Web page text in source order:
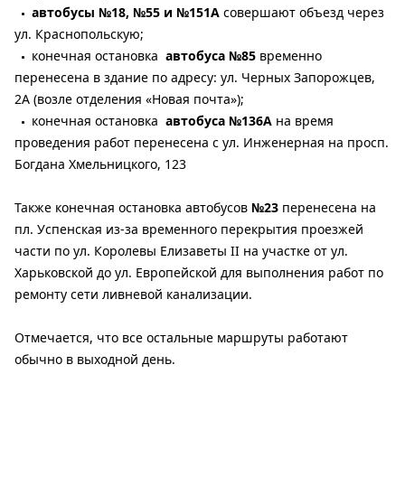
автобусы №18, №55 и №151А совершают объезд через
ул. Краснопольскую;
конечная остановка автобуса №85 временно
перенесена в здание по адресу: ул. Черных Запорожцев,
2А (возле отделения «Новая почта»);
конечная остановка автобуса №136А на время
проведения работ перенесена с ул. Инженерная на просп.
Богдана Хмельницкого, 123
Также конечная остановка автобусов №23 перенесена на
пл. Успенская из-за временного перекрытия проезжей
части по ул. Королевы Елизаветы II на участке от ул.
Харьковской до ул. Европейской для выполнения работ по
ремонту сети ливневой канализации.
Отмечается, что все остальные маршруты работают
обычно в выходной день.